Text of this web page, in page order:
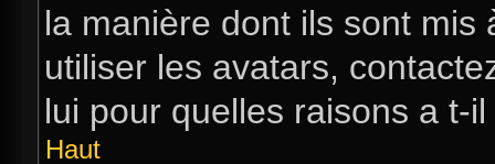
la manière dont ils sont mis
utiliser les avatars,
lui pour quelles raisons a t-
Haut